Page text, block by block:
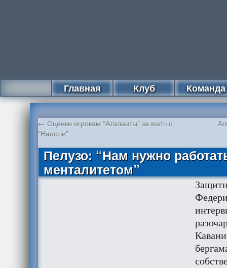
Главная Клуб Команда
← Оценки игрокам “Аталанты” за матч с
“Наполи”
Пелузо: “Нам нужно
менталитетом”